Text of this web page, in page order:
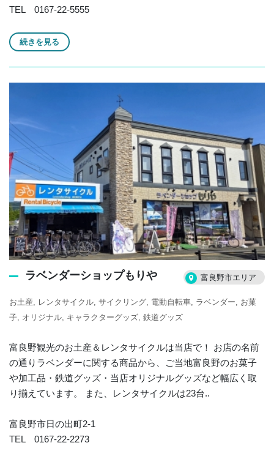
TEL 0167-22-5555
続きを見る
ラベンダーショップもりや 富良野市エリア
お土産 レンタサイクル サイクリング 電動自転車 ラベンダー
お菓
子 オリジナル キャラクターグッズ 鉄道グッズ
富良野観光のお土産＆レンタサイクルは当店で！ お店の名前
の通りラベンダーに関する商品から、ご当地富良野のお菓子
や加工品・鉄道グッズ・当店オリジナルグッズなど幅広く取
り揃えています。 また、レンタサイクルは23台..
富良野市日の出町2-1
TEL 0167-22-2273